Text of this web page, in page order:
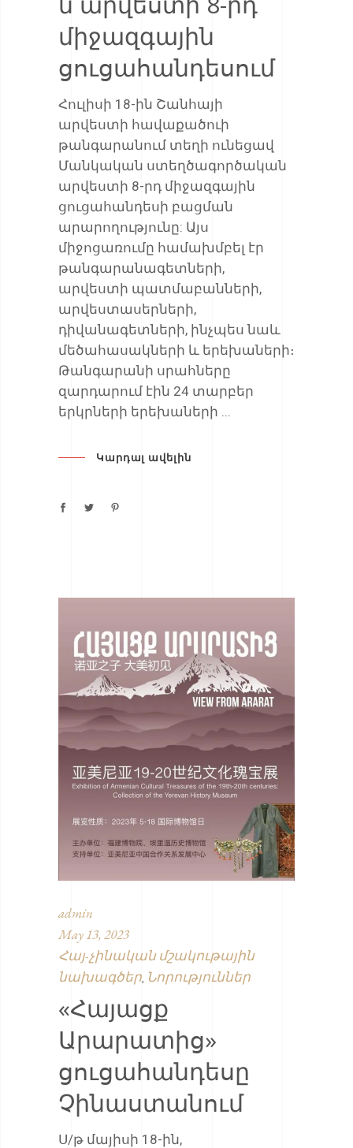
միջազգային
ցուցահանդեսում
Հուլիսի 18-ին Շանհայի
արվեստի հավաքածուի
թանգարանում տեղի ունեցավ
Մանկական ստեղծագործական
արվեստի 8-րդ միջազգային
ցուցահանդեսի բացման
արարողությունը: Այս
միջոցառումը համախմբել էր
թանգարանագետների,
արվեստի պատմաբանների,
արվեստասերների,
դիվանագետների, ինչպես նաև
մեծահասակների և երեխաների։
Թանգարանի սրահները
զարդարում էին 24 տարբեր
երկրների երեխաների
Կարդալ ավելին
admin
May 13, 2023
Հայ-չինական մշակութային
նախագծեր Նորություններ
«Հայացք
Արարատից»
ցուցահանդեսը
Չինաստանում
Ս/թ մայիսի 18-ին,